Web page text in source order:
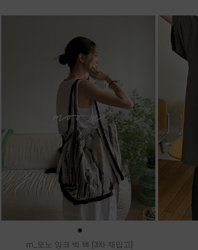
●
m_모노 잉크 빅 백 [3차 재입고]